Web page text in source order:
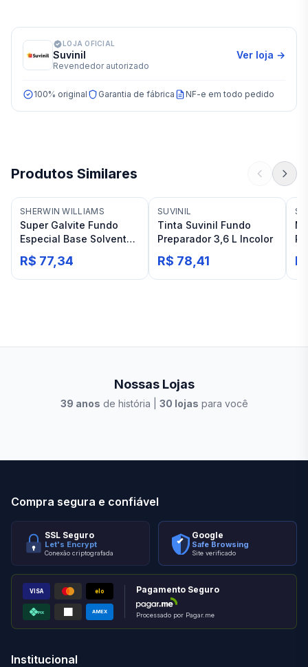
LOJA OFICIAL
Suvinil
Revendedor autorizado
Ver loja →
100% original Garantia de fábrica NF-e em todo pedido
Produtos Similares
SHERWIN WILLIAMS
Super Galvite Fundo
Especial Base Solvente
0,9L Sherwin Williams
R$ 77,34
SUVINIL
Tinta Suvinil Fundo
Preparador 3,6 L Incolor
R$ 78,41
Nossas Lojas
39 anos de história | 30 lojas para você
Compra segura e confiável
SSL Seguro
Let's Encrypt
Conexão criptografada
Google
Safe Browsing
Site verificado
VISA elo
PIX AMEX
Pagamento Seguro
Processado por Pagar.me
Institucional